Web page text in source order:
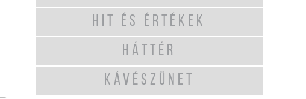
HIT ÉS ÉRTÉKEK
HÁTTÉR
KÁVÉSZÜNET